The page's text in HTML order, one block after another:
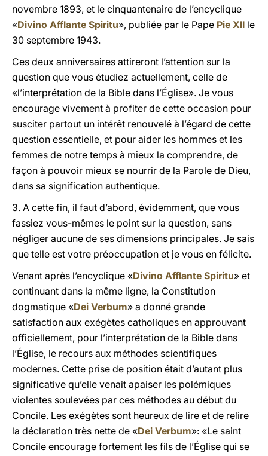
novembre 1893, et le cinquantenaire de l’encyclique
«Divino Afflante Spiritu», publiée par le Pape Pie XII le
30 septembre 1943.
Ces deux anniversaires attireront l’attention sur la
question que vous étudiez actuellement, celle de
«l’interprétation de la Bible dans l’Église». Je vous
encourage vivement à profiter de cette occasion pour
susciter partout un intérêt renouvelé à l’égard de cette
question essentielle, et pour aider les hommes et les
femmes de notre temps à mieux la comprendre, de
façon à pouvoir mieux se nourrir de la Parole de Dieu,
dans sa signification authentique.
3. A cette fin, il faut d’abord, évidemment, que vous
fassiez vous-mêmes le point sur la question, sans
négliger aucune de ses dimensions principales. Je sais
que telle est votre préoccupation et je vous en félicite.
Venant après l’encyclique «Divino Afflante Spiritu» et
continuant dans la même ligne, la Constitution
dogmatique «Dei Verbum» a donné grande
satisfaction aux exégètes catholiques en approuvant
officiellement, pour l’interprétation de la Bible dans
l’Église, le recours aux méthodes scientifiques
modernes. Cette prise de position était d’autant plus
significative qu’elle venait apaiser les polémiques
violentes soulevées par ces méthodes au début du
Concile. Les exégètes sont heureux de lire et de relire
la déclaration très nette de «Dei Verbum»: «Le saint
Concile encourage fortement les fils de l’Église qui se